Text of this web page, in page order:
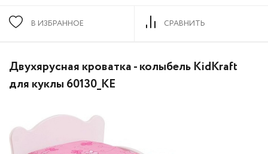
В ИЗБРАННОЕ СРАВНИТЬ
Двухярусная кроватка - колыбель KidKraft
для куклы 60130_KE